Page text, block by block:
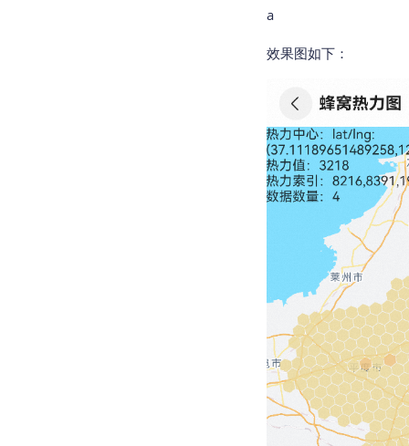
a
效果图如下：